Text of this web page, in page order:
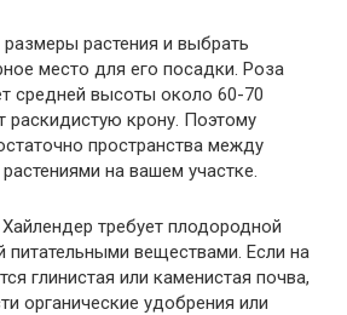
растения и выбрать
место для его посадки. Роза
средней высоты около 60-70
раскидистую крону. Поэтому
пространства между
на вашем участке.
требует плодородной
веществами. Если на
глинистая или каменистая почва,
органические удобрения или